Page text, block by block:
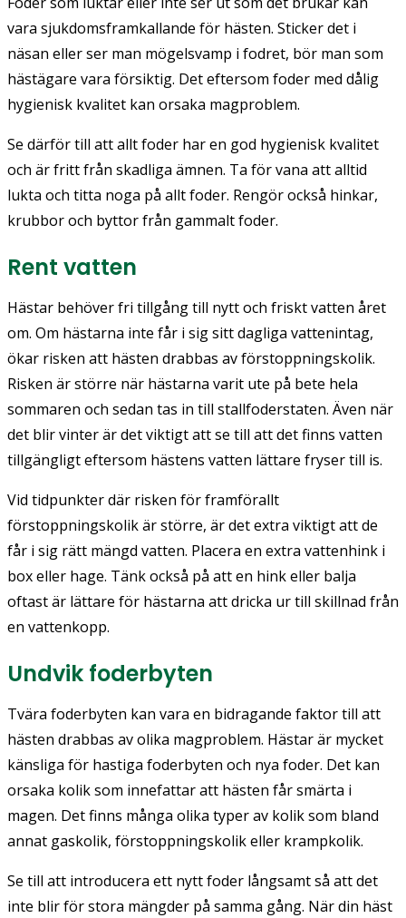
vara sjukdomsframkallande för hästen. Sticker det i
näsan eller ser man mögelsvamp i fodret, bör man som
hästägare vara försiktig. Det eftersom foder med dålig
hygienisk kvalitet kan orsaka magproblem.
Se därför till att allt foder har en god hygienisk kvalitet
och är fritt från skadliga ämnen. Ta för vana att alltid
lukta och titta noga på allt foder. Rengör också hinkar,
krubbor och byttor från gammalt foder.
Rent vatten
Hästar behöver fri tillgång till nytt och friskt vatten året
om. Om hästarna inte får i sig sitt dagliga vattenintag,
ökar risken att hästen drabbas av förstoppningskolik.
Risken är större när hästarna varit ute på bete hela
sommaren och sedan tas in till stallfoderstaten. Även när
det blir vinter är det viktigt att se till att det finns vatten
tillgängligt eftersom hästens vatten lättare fryser till is.
Vid tidpunkter där risken för framförallt
förstoppningskolik är större, är det extra viktigt att de
får i sig rätt mängd vatten. Placera en extra vattenhink i
box eller hage. Tänk också på att en hink eller balja
oftast är lättare för hästarna att dricka ur till skillnad från
en vattenkopp.
Undvik foderbyten
Tvära foderbyten kan vara en bidragande faktor till att
hästen drabbas av olika magproblem. Hästar är mycket
känsliga för hastiga foderbyten och nya foder. Det kan
orsaka kolik som innefattar att hästen får smärta i
magen. Det finns många olika typer av kolik som bland
annat gaskolik, förstoppningskolik eller krampkolik.
Se till att introducera ett nytt foder långsamt så att det
inte blir för stora mängder på samma gång. När din häst